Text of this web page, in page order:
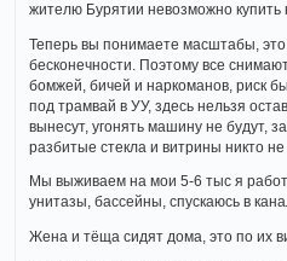
жителю Бурятии невозможно купить
Теперь вы понимаете масштабы,
бесконечности. Поэтому все
бомжей, бичей и наркоманов, риск
под трамвай в УУ, здесь нельзя
вынесут, угонять машину не будут,
разбитые стекла и витрины никто не
Мы выживаем на мои 5-6 тыс я
унитазы, бассейны, спускаюсь в
Жена и тёща сидят дома, это по их